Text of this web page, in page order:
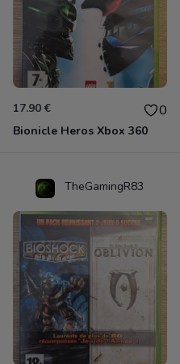
17.90 € 0
Bionicle Heros Xbox 360
TheGamingR83